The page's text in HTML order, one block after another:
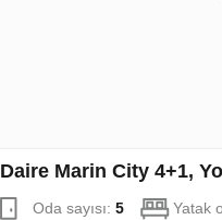
Daire Marin City 4+1,
Oda sayısı: 5 Yatak